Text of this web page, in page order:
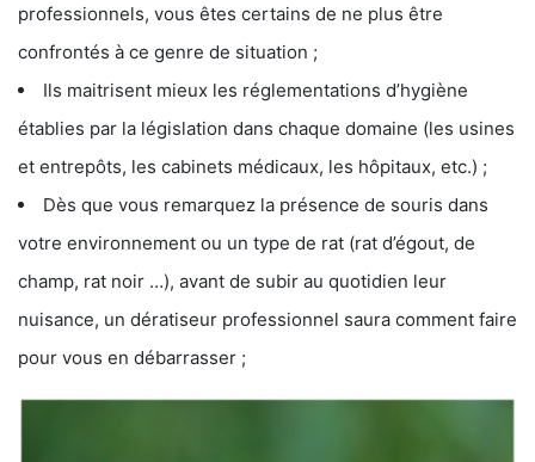
professionnels, vous êtes certains de ne plus être
confrontés à ce genre de situation ;
Ils maitrisent mieux les réglementations d’hygiène
établies par la législation dans chaque domaine (les usines
et entrepôts, les cabinets médicaux, les hôpitaux, etc.) ;
Dès que vous remarquez la présence de souris dans
votre environnement ou un type de rat (rat d’égout, de
champ, rat noir …), avant de subir au quotidien leur
nuisance, un dératiseur professionnel saura comment faire
pour vous en débarrasser ;